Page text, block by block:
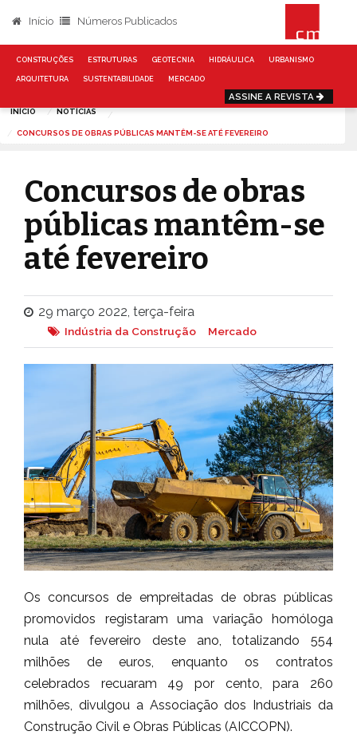
Início Números Publicados
CONSTRUÇÕES ESTRUTURAS GEOTECNIA HIDRÁULICA URBANISMO
ARQUITETURA SUSTENTABILIDADE MERCADO
ASSINE A REVISTA
INÍCIO NOTÍCIAS
CONCURSOS DE OBRAS PÚBLICAS MANTÊM-SE ATÉ FEVEREIRO
Concursos de obras
públicas mantêm-se
até fevereiro
29 março 2022, terça-feira
Indústria da Construção Mercado
Os concursos de empreitadas de obras públicas
promovidos registaram uma variação homóloga
nula até fevereiro deste ano, totalizando 554
milhões de euros, enquanto os contratos
celebrados recuaram 49 por cento, para 260
milhões, divulgou a Associação dos Industriais da
Construção Civil e Obras Públicas (AICCOPN).